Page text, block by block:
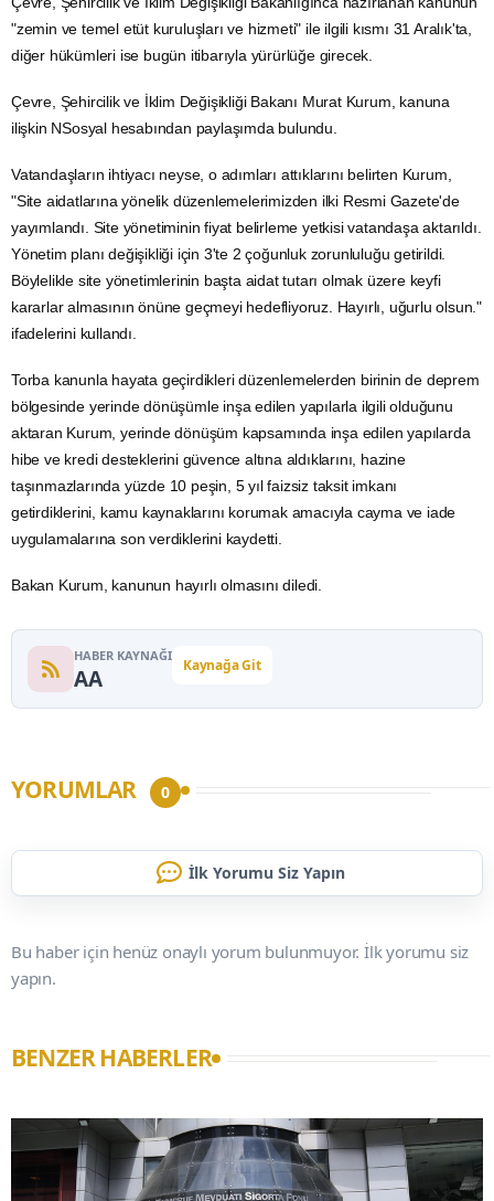
"zemin ve temel etüt kuruluşları ve hizmeti" ile ilgili kısmı 31 Aralık'ta,
diğer hükümleri ise bugün itibarıyla yürürlüğe girecek.
Çevre, Şehircilik ve İklim Değişikliği Bakanı Murat Kurum, kanuna
ilişkin NSosyal hesabından paylaşımda bulundu.
Vatandaşların ihtiyacı neyse, o adımları attıklarını belirten Kurum,
"Site aidatlarına yönelik düzenlemelerimizden ilki Resmi Gazete'de
yayımlandı. Site yönetiminin fiyat belirleme yetkisi vatandaşa aktarıldı.
Yönetim planı değişikliği için 3'te 2 çoğunluk zorunluluğu getirildi.
Böylelikle site yönetimlerinin başta aidat tutarı olmak üzere keyfi
kararlar almasının önüne geçmeyi hedefliyoruz. Hayırlı, uğurlu olsun."
ifadelerini kullandı.
Torba kanunla hayata geçirdikleri düzenlemelerden birinin de deprem
bölgesinde yerinde dönüşümle inşa edilen yapılarla ilgili olduğunu
aktaran Kurum, yerinde dönüşüm kapsamında inşa edilen yapılarda
hibe ve kredi desteklerini güvence altına aldıklarını, hazine
taşınmazlarında yüzde 10 peşin, 5 yıl faizsiz taksit imkanı
getirdiklerini, kamu kaynaklarını korumak amacıyla cayma ve iade
uygulamalarına son verdiklerini kaydetti.
Bakan Kurum, kanunun hayırlı olmasını diledi.
HABER KAYNAĞI
AA Kaynağa Git
YORUMLAR 0
İlk Yorumu Siz Yapın
Bu haber için henüz onaylı yorum bulunmuyor. İlk yorumu siz
yapın.
BENZER HABERLER